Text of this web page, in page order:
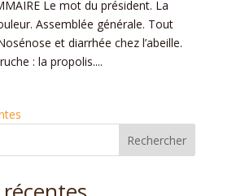
mot du président. La
Assemblée générale. Tout
et diarrhée chez l’abeille.
: la propolis....
Rechercher